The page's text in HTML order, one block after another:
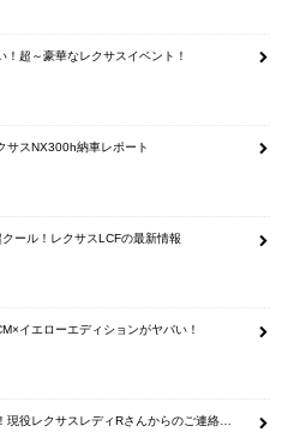
！超～豪華なレクサスイベント！
サスNX300h納車レポート
ール！レクサスLCFの最新情報
イエローエディションがヤバい！
現役レクサスレディRさんからのご連絡…